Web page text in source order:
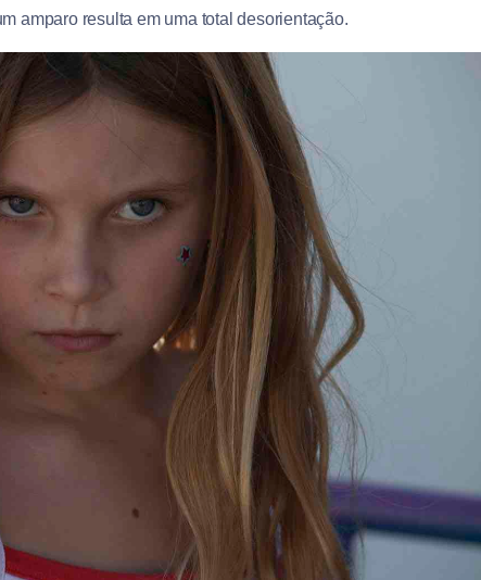
amparo resulta em uma total desorientação.